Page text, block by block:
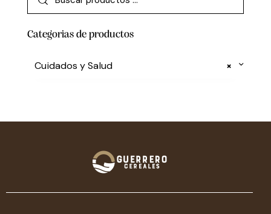
Categorias de productos
×
Cuidados y Salud